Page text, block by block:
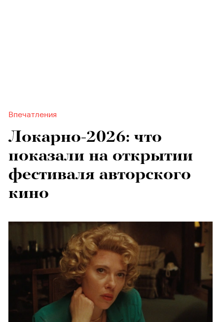
Впечатления
Локарно-2026: что
показали на открытии
фестиваля авторского
кино